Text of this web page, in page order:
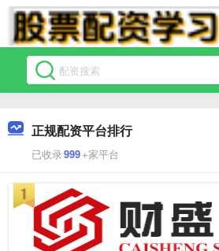
正规配资平台排行
已收录999+家平台